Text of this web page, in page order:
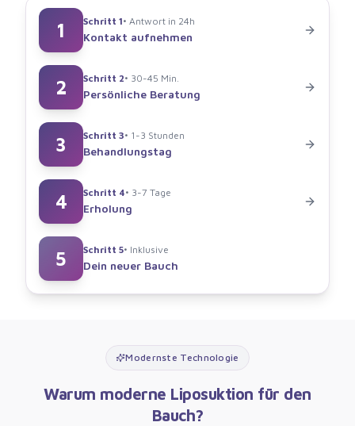
1 Schritt 1• Antwort in 24h
Kontakt aufnehmen
2 Schritt 2• 30-45 Min.
Persönliche Beratung
3 Schritt 3• 1-3 Stunden
Behandlungstag
4 Schritt 4• 3-7 Tage
Erholung
5 Schritt 5• Inklusive
Dein neuer Bauch
Modernste Technologie
Warum moderne Liposuktion für den
Bauch?